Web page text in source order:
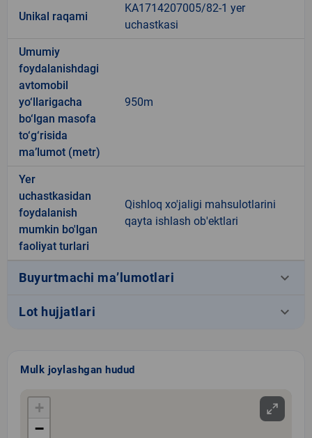
Unikal raqami
KA1714207005/82-1 yer
uchastkasi
Umumiy
foydalanishdagi
avtomobil
yo‘llarigacha
bo‘lgan masofa
to‘g‘risida
ma’lumot (metr)
950m
Yer
uchastkasidan
foydalanish
mumkin bo'lgan
faoliyat turlari
Qishloq xo'jaligi mahsulotlarini
qayta ishlash ob'ektlari
Buyurtmachi ma’lumotlari keyboard_arrow_down
Lot hujjatlari keyboard_arrow_down
Mulk joylashgan hudud
+
−